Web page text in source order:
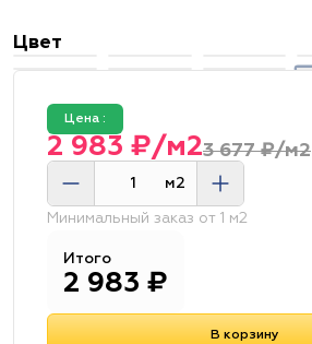
Цвет
Цена :
3 677 ₽/м2
2 983 ₽/м2
м2
Минимальный заказ от 1 м2
Итого
2 983 ₽
В корзину